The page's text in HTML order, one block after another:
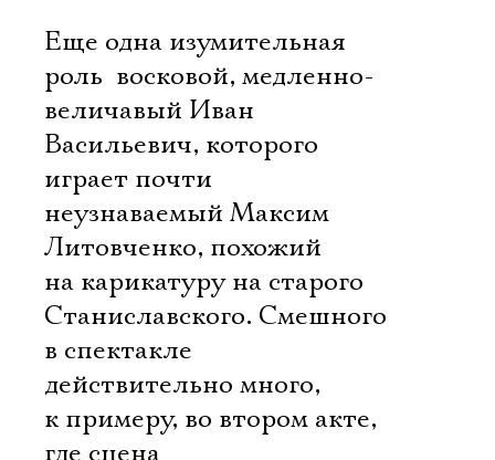
Еще одна изумительная
роль  восковой, медленно-
величавый Иван
Васильевич, которого
играет почти
неузнаваемый Максим
Литовченко, похожий
на карикатуру на старого
Станиславского. Смешного
в спектакле
действительно много,
к примеру, во втором акте,
где сцена